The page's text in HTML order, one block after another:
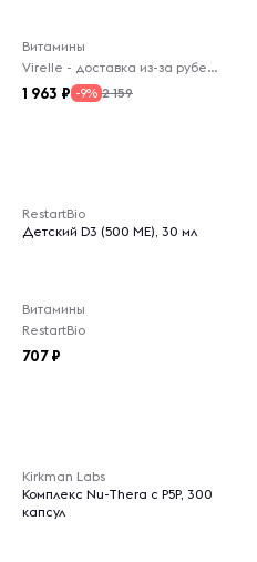
Витамины
Virelle - доставка из-за рубежа
1 963 -9% 2 159
RestartBio
Детский D3 (500 МЕ), 30 мл
Витамины
RestartBio
707
Kirkman Labs
Комплекс Nu-Thera с P5P, 300
капсул